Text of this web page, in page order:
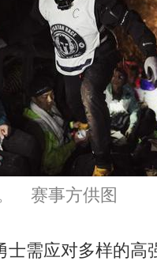
赛事方供图
需应对多样的高